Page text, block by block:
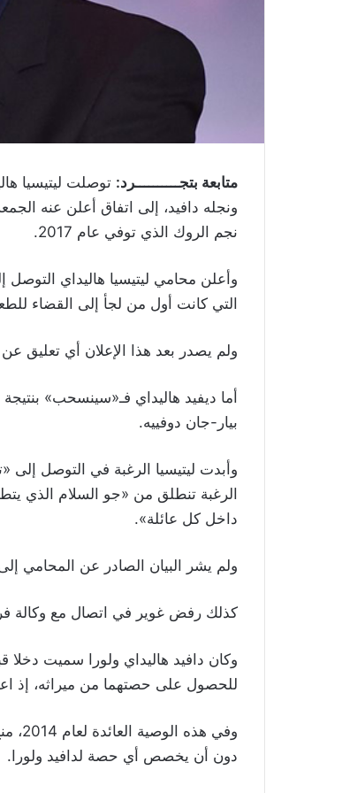
متابعة بتجــــــــــرد: توصلت ليتيسيا
ونجله دافيد، إلى اتفاق أعلن عنه
نجم الروك الذي توفي عام 2017
.
وأعلن محامي ليتيسيا هاليداي التوصل
التي كانت أول من لجأ إلى القضاء
ولم يصدر بعد هذا الإعلان أي تعليق
أما ديفيد هاليداي فـ«سينسحب»
بيار-جان دوفييه.
وأبدت ليتيسيا الرغبة في التوصل إلى
الرغبة تنطلق من «جو السلام الذي
داخل كل عائلة».
ولم يشر البيان الصادر عن المحامي
كذلك رفض غوير في اتصال مع وكالة
وكان دافيد هاليداي ولورا سميت دخلا
للحصول على حصتهما من ميراثه، إذ
وفي
دون أن يخصص أي حصة لدافيد ولورا .